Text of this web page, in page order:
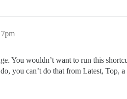
You wouldn’t want to run this
you can’t do that from Latest, Top,